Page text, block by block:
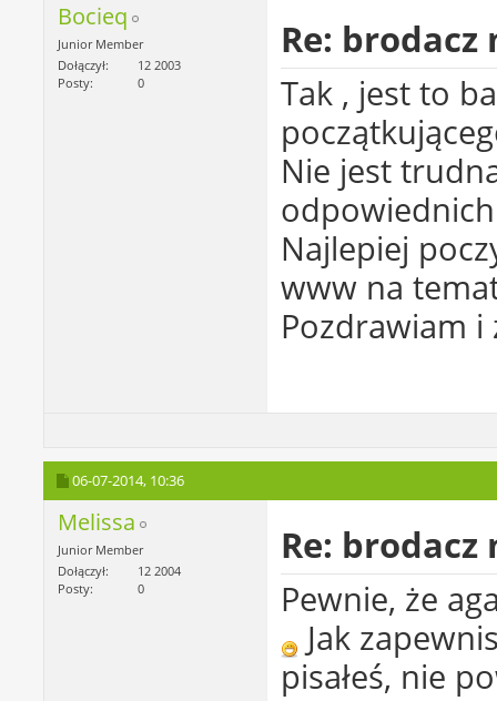
Bocieq
Junior Member
Dołączył
12 2003
Posty
0
Re: brodacz
Tak , jest to
Nie jest
Najlepiej
www na
Pozdrawiam
06-07-2014, 10:36
Melissa
Junior Member
Dołączył
12 2004
Posty
0
Re: brodacz
Pewnie, że
Jak
pisałeś, nie